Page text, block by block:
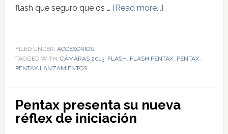
flash que seguro que os … [Read more...]
FILED UNDER: ACCESORIOS
TAGGED WITH: CÁMARAS 2013, FLASH FLASH PENTAX, PENTAX,
PENTAX LANZAMIENTOS
Pentax presenta su nueva
réflex de iniciación